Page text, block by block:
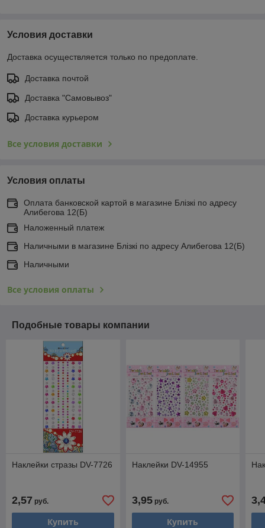
Условия доставки
Доставка осуществляется только по предоплате.
Доставка почтой
Доставка "Самовывоз"
Доставка курьером
Все условия доставки
Условия оплаты
Оплата банковской картой в магазине Блiзкi по адресу
Алибегова 12(Б)
Наложенный платеж
Наличными в магазине Блiзкi по адресу Алибегова 12(Б)
Наличными
Все условия оплаты
Подобные товары компании
Наклейки стразы DV-7726
2,57 руб.
Купить
Наклейки DV-14955
3,95руб.
Купить